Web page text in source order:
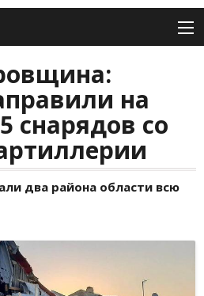
на
снарядов со
два района области всю